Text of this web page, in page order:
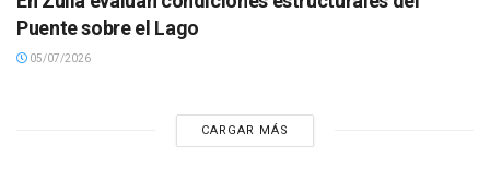
Puente sobre el Lago
05/07/2026
CARGAR MÁS